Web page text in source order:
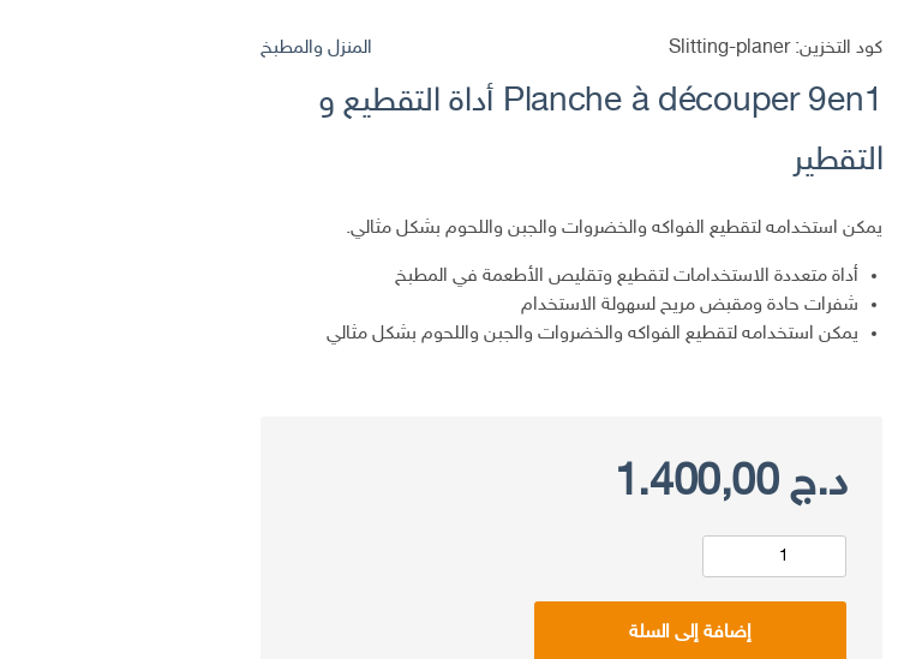
كود التخزين:Slitting-planer المنزل والمطبخ
Planche à découper 9en1 أداة التقطيع و
التقطير
يمكن استخدامه لتقطيع الفواكه والخضروات والجبن واللحوم بشكل مثالي.
أداة متعددة الاستخدامات لتقطيع وتقليص الأطعمة في المطبخ
شفرات حادة ومقبض مريح لسهولة الاستخدام
يمكن استخدامه لتقطيع الفواكه والخضروات والجبن واللحوم بشكل مثالي
د.ج1.400,00
كمية
Planche
إضافة إلى السلة